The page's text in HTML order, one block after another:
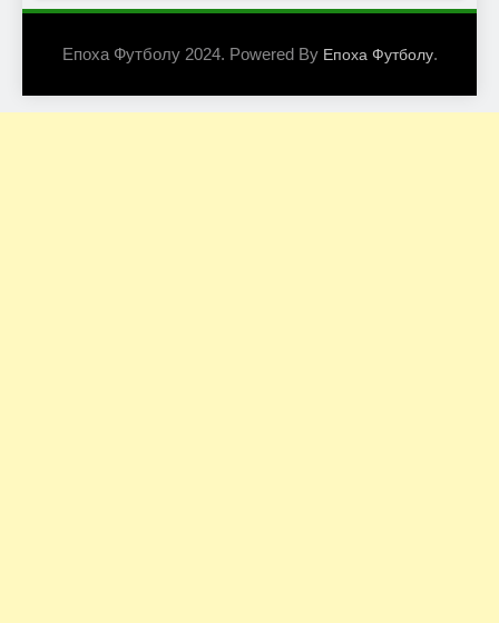
Епоха Футболу 2024. Powered By Епоха Футболу.